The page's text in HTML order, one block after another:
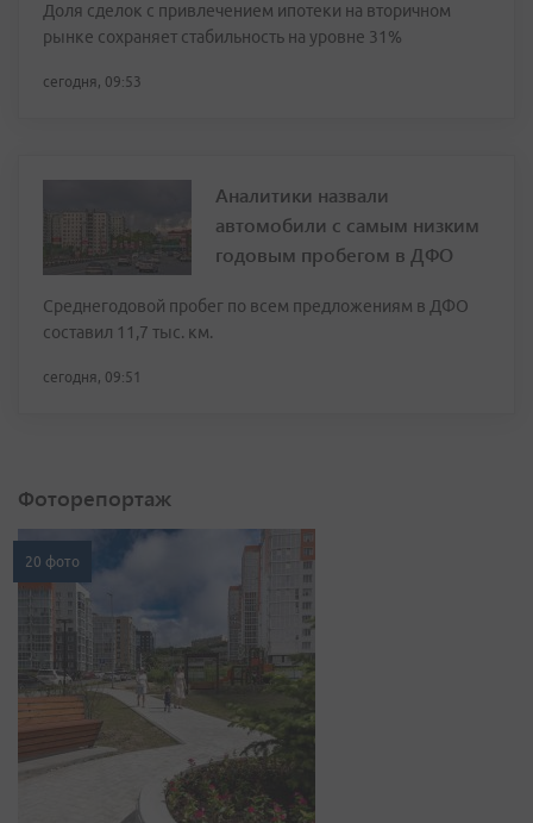
Доля сделок с привлечением ипотеки на вторичном
рынке сохраняет стабильность на уровне 31%
сегодня, 09:53
Аналитики назвали
автомобили с самым низким
годовым пробегом в ДФО
Среднегодовой пробег по всем предложениям в ДФО
составил 11,7 тыс. км.
сегодня, 09:51
Фоторепортаж
20 фото